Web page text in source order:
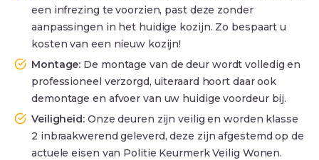
een infrezing te voorzien, past deze zonder
aanpassingen in het huidige kozijn. Zo bespaart u
kosten van een nieuw kozijn!
Montage: De montage van de deur wordt volledig en
professioneel verzorgd, uiteraard hoort daar ook
demontage en afvoer van uw huidige voordeur bij.
Veiligheid: Onze deuren zijn veilig en worden klasse
2 inbraakwerend geleverd, deze zijn afgestemd op de
actuele eisen van Politie Keurmerk Veilig Wonen.